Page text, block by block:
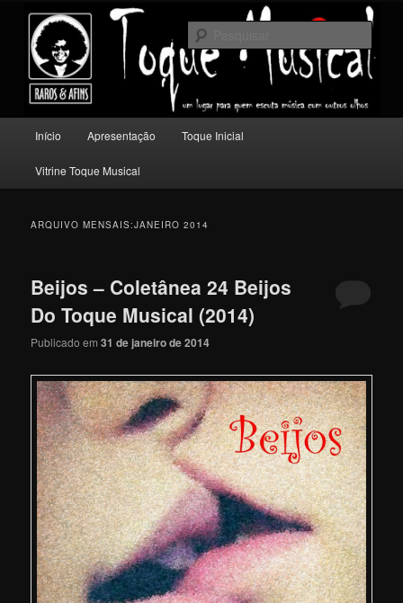
conteúdo
principal
conteúdo
secundário
Toque Musical
Um lugar para quem escuta música com outros olhos.
principal
Início Apresentação Toque Inicial
Vitrine Toque Musical
ARQUIVO MENSAIS:JANEIRO 2014
Beijos – Coletânea 24 Beijos
Do Toque Musical (2014)
Publicado em31 de janeiro de 2014